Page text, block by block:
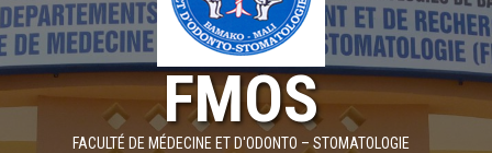
FMOS
FACULTÉ DE MÉDECINE ET D'ODONTO – STOMATOLOGIE